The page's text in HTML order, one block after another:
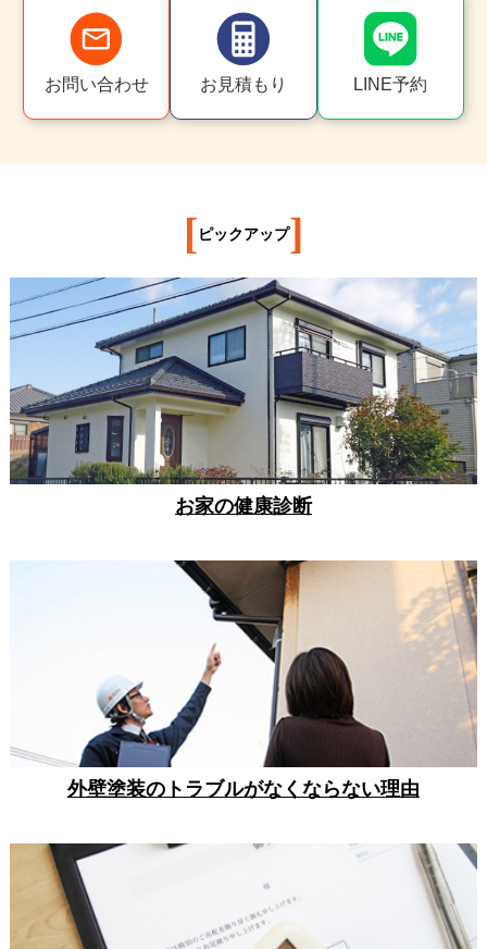
お問い合わせ お見積もり LINE予約
[ ピックアップ]
お家の健康診断
外壁塗装のトラブルがなくならない理由